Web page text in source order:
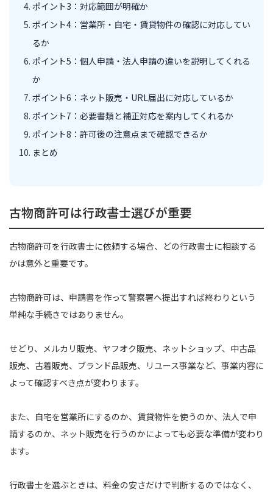
ポイント3：対応範囲が明確か
ポイント4：営業所・自宅・賃貸物件の確認に対応してい
るか
ポイント5：個人申請・法人申請の違いを説明してくれる
か
ポイント6：ネット販売・URL届出に対応しているか
ポイント7：必要書類と補正対応を案内してくれるか
ポイント8：許可後の注意点まで確認できるか
まとめ
古物商許可は行政書士選びが重要
古物商許可を行政書士に依頼する場合、どの行政書士に相談する
かは意外と重要です。
古物商許可は、申請書を作って警察署へ提出すれば終わりという
単純な手続きではありません。
せどり、メルカリ販売、ヤフオク販売、ネットショップ、中古品
販売、古着販売、ブランド品販売、リユース事業など、事業内容に
よって確認すべき点が変わります。
また、自宅を営業所にするのか、賃貸物件を使うのか、法人で申
請するのか、ネット販売を行うのかによっても必要な準備が変わり
ます。
行政書士を選ぶときは、料金の安さだけで判断するのではなく、